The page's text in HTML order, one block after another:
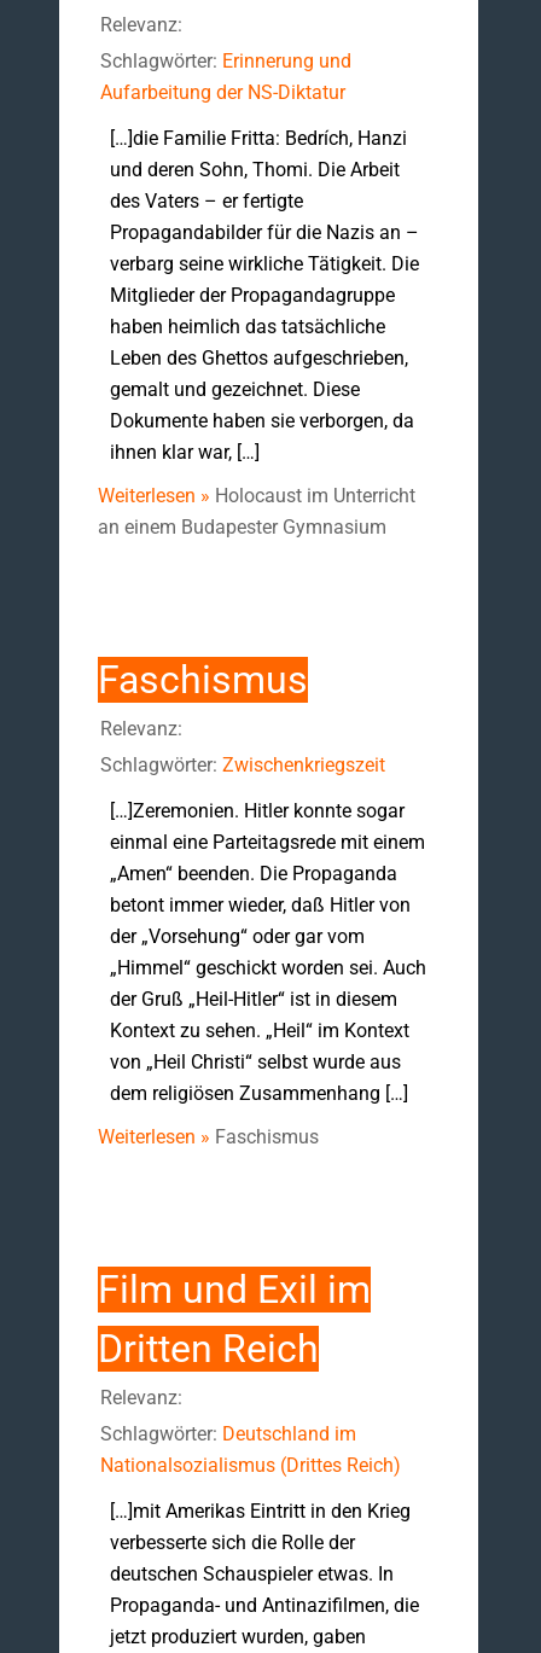
Relevanz:
Schlagwörter: Erinnerung und
Aufarbeitung der NS-Diktatur
[…]die Familie Fritta: Bedrích, Hanzi
und deren Sohn, Thomi. Die Arbeit
des Vaters – er fertigte
Propagandabilder für die Nazis an –
verbarg seine wirkliche Tätigkeit. Die
Mitglieder der Propagandagruppe
haben heimlich das tatsächliche
Leben des Ghettos aufgeschrieben,
gemalt und gezeichnet. Diese
Dokumente haben sie verborgen, da
ihnen klar war, […]
Weiterlesen » Holocaust im Unterricht
an einem Budapester Gymnasium
Faschismus
Relevanz:
Schlagwörter: Zwischenkriegszeit
[…]Zeremonien. Hitler konnte sogar
einmal eine Parteitagsrede mit einem
„Amen“ beenden. Die Propaganda
betont immer wieder, daß Hitler von
der „Vorsehung“ oder gar vom
„Himmel“ geschickt worden sei. Auch
der Gruß „Heil-Hitler“ ist in diesem
Kontext zu sehen. „Heil“ im Kontext
von „Heil Christi“ selbst wurde aus
dem religiösen Zusammenhang […]
Weiterlesen » Faschismus
Film und Exil im
Dritten Reich
Relevanz:
Schlagwörter: Deutschland im
Nationalsozialismus (Drittes Reich)
[…]mit Amerikas Eintritt in den Krieg
verbesserte sich die Rolle der
deutschen Schauspieler etwas. In
Propaganda- und Antinazifilmen, die
jetzt produziert wurden, gaben